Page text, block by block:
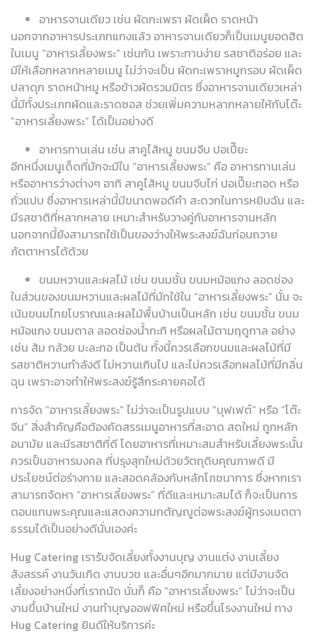
อาหารจานเดียว เช่น ผัดกะเพรา ผัดเผ็ด ราดหน้า
นอกจากอาหารประเภทแกงแล้ว อาหารจานเดียวก็เป็นเมนูยอดฮิต
ในเมนู “อาหารเลี้ยงพระ” เช่นกัน เพราะทานง่าย รสชาติอร่อย และ
มีให้เลือกหลากหลายเมนู ไม่ว่าจะเป็น ผัดกะเพราหมูกรอบ ผัดเผ็ด
ปลาดุก ราดหน้าหมู หรือข้าวผัดรวมมิตร ซึ่งอาหารจานเดียวเหล่า
นี้มีทั้งประเภทผัดและราดซอส ช่วยเพิ่มความหลากหลายให้กับโต๊ะ
“อาหารเลี้ยงพระ” ได้เป็นอย่างดี
อาหารทานเล่น เช่น สาคูไส้หมู ขนมจีบ ปอเปี๊ยะ
อีกหนึ่งเมนูเด็ดที่มักจะมีใน “อาหารเลี้ยงพระ” คือ อาหารทานเล่น
หรืออาหารว่างต่างๆ อาทิ สาคูไส้หมู ขนมจีบไก่ ปอเปี๊ยะทอด หรือ
ถั่วแปบ ซึ่งอาหารเหล่านี้มีขนาดพอดีคำ สะดวกในการหยิบฉัน และ
มีรสชาติที่หลากหลาย เหมาะสำหรับวางคู่กับอาหารจานหลัก
นอกจากนี้ยังสามารถใช้เป็นของว่างให้พระสงฆ์ฉันก่อนถวาย
ภัตตาหารได้ด้วย
ขนมหวานและผลไม้ เช่น ขนมชั้น ขนมหม้อแกง ลอดช่อง
ในส่วนของขนมหวานและผลไม้ที่มักใช้ใน “อาหารเลี้ยงพระ” นั้น จะ
เน้นขนมไทยโบราณและผลไม้พื้นบ้านเป็นหลัก เช่น ขนมชั้น ขนม
หม้อแกง ขนมตาล ลอดช่องน้ำกะทิ หรือผลไม้ตามฤดูกาล อย่าง
เช่น ส้ม กล้วย มะละกอ เป็นต้น ทั้งนี้ควรเลือกขนมและผลไม้ที่มี
รสชาติหวานกำลังดี ไม่หวานเกินไป และไม่ควรเลือกผลไม้ที่มีกลิ่น
ฉุน เพราะอาจทำให้พระสงฆ์รู้สึกระคายคอได้
การจัด “อาหารเลี้ยงพระ” ไม่ว่าจะเป็นรูปแบบ “บุฟเฟต์” หรือ “โต๊ะ
จีน” สิ่งสำคัญคือต้องคัดสรรเมนูอาหารที่สะอาด สดใหม่ ถูกหลัก
อนามัย และมีรสชาติที่ดี โดยอาหารที่เหมาะสมสำหรับเลี้ยงพระนั้น
ควรเป็นอาหารมงคล ที่ปรุงสุกใหม่ด้วยวัตถุดิบคุณภาพดี มี
ประโยชน์ต่อร่างกาย และสอดคล้องกับหลักโภชนาการ ซึ่งหากเรา
สามารถจัดหา “อาหารเลี้ยงพระ” ที่ดีและเหมาะสมได้ ก็จะเป็นการ
ตอบแทนพระคุณและแสดงความกตัญญูต่อพระสงฆ์ผู้ทรงเมตตา
ธรรมได้เป็นอย่างดีนั่นเองค่ะ
Hug Catering เรารับจัดเลี้ยงทั้งงานบุญ งานแต่ง งานเลี้ยง
สังสรรค์ งานวันเกิด งานบวช และอื่นๆอีกมากมาย แต่มีงานจัด
เลี้ยงอย่างหนึ่งที่เราถนัด นั่นก็ คือ “อาหารเลี้ยงพระ” ไม่ว่าจะเป็น
งานขึ้นบ้านใหม่ งานทำบุญออฟฟิศใหม่ หรือขึ้นโรงงานใหม่ ทาง
Hug Catering ยินดีให้บริการค่ะ